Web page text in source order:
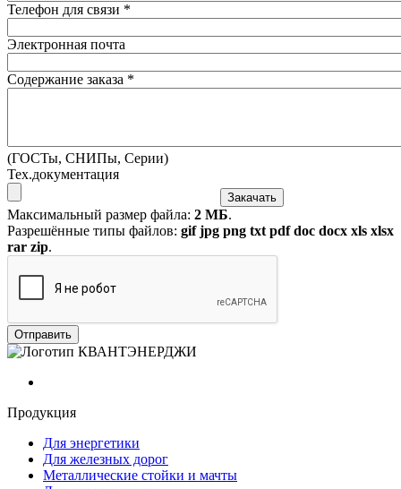
Телефон для связи *
Электронная почта
Содержание заказа *
(ГОСТы, СНИПы, Серии)
Тех.документация
Максимальный размер файла: 2 МБ.
Разрешённые типы файлов: gif jpg png txt pdf doc docx xls xlsx
rar zip.
Продукция
Для энергетики
Для железных дорог
Металлические стойки и мачты